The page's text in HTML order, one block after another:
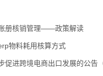
册核销管理——政策解读
物料耗用核算方式
跨境电商出口发展的公告（海关总署公告